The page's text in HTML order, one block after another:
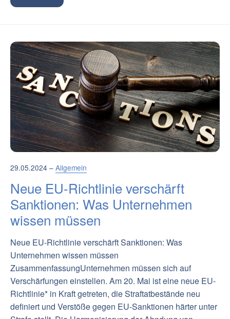
29.05.2024 – Allgemein
Neue EU-Richtlinie verschärft
Sanktionen: Was Unternehmen
wissen müssen
Neue EU-Richtlinie verschärft Sanktionen: Was
Unternehmen wissen müssen
ZusammenfassungUnternehmen müssen sich auf
Verschärfungen einstellen. Am 20. Mai ist eine neue EU-
Richtlinie* in Kraft getreten, die Straftatbestände neu
definiert und Verstöße gegen EU-Sanktionen härter unter